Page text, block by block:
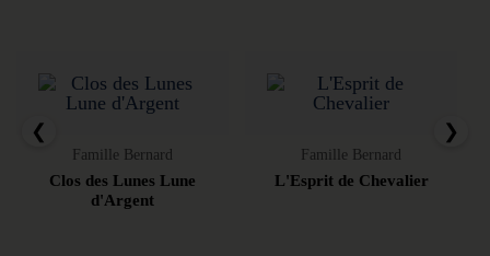
❮
Famille Bernard
Clos des Lunes Lune
d'Argent
Famille Bernard
L'Esprit de Chevalier
❯